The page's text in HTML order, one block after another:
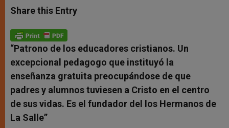
t
s
p
p
s
e
g
e
r
e
b
o
k
Share this Entry
“Patrono de los educadores cristianos. Un
excepcional pedagogo que instituyó la
enseñanza gratuita preocupándose de que
padres y alumnos tuviesen a Cristo en el centro
de sus vidas. Es el fundador del los Hermanos de
La Salle”